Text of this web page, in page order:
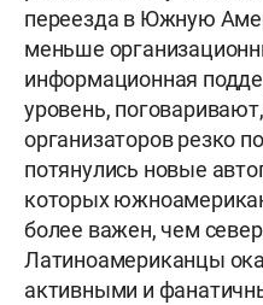
переезда в Южную
меньше
информационная
уровень,
организаторов резко
потянулись новые
которых
более важен, чем
Латиноамериканцы
активными и